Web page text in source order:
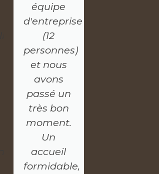
équipe
d'entreprise
(12
personnes)
et nous
avons
passé un
très bon
moment.
Un
accueil
formidable,